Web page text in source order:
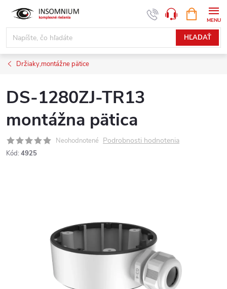
obsah
HĽADAŤ
KOŠÍK
Držiaky,montážne pätice
DS-1280ZJ-TR13
montážna pätica
Neohodnotené Podrobnosti hodnotenia
Kód: 4925
www.insomnium.sk - Chat